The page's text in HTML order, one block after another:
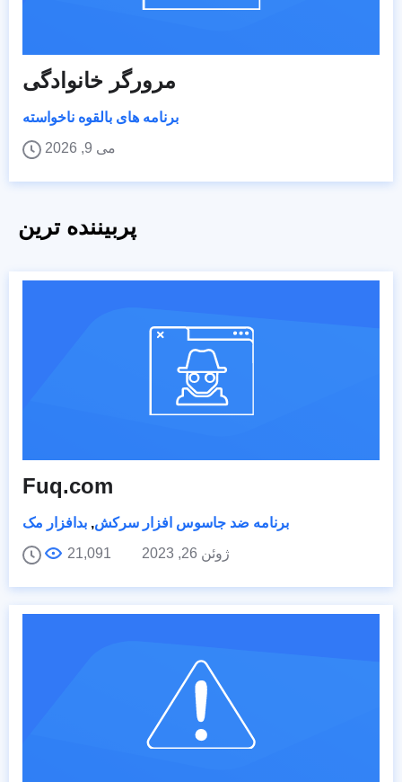
مرورگر خانوادگی
برنامه های بالقوه ناخواسته
می 9, 2026
پربیننده ترین
Fuq.com
برنامه ضد جاسوس افزار سرکش, بدافزار مک
ژوئن 26, 2023
21,091